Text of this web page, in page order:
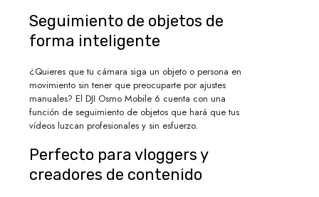
Seguimiento de objetos de
forma inteligente
¿Quieres que tu cámara siga un objeto o persona en
movimiento sin tener que preocuparte por ajustes
manuales? El DJI Osmo Mobile 6 cuenta con una
función de seguimiento de objetos que hará que tus
vídeos luzcan profesionales y sin esfuerzo.
Perfecto para vloggers y
creadores de contenido